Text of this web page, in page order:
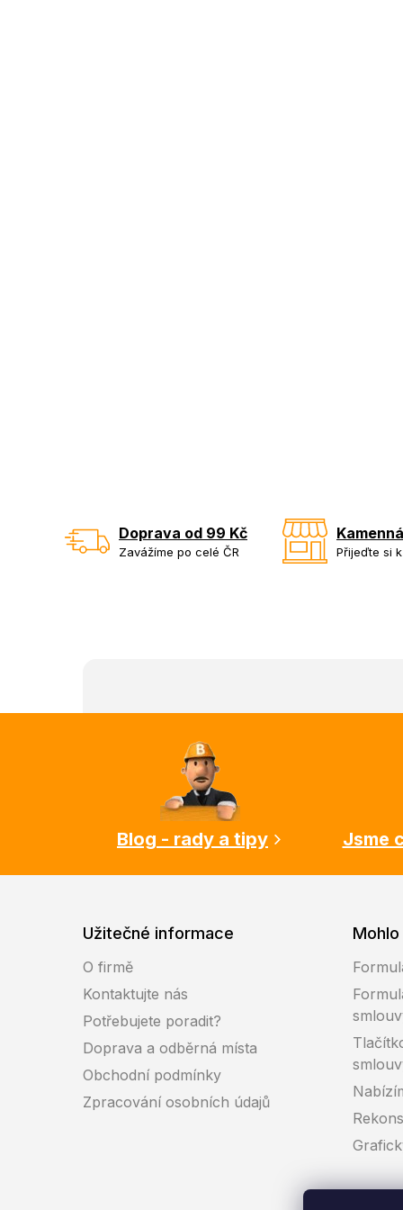
Doprava od 99 Kč
Zavážíme po celé ČR Přijeďte si
Blog - rady a tipy
Jsme
Užitečné informace
O firmě
Kontaktujte nás
Potřebujete poradit?
Doprava a odběrná místa
Obchodní podmínky
Zpracování osobních údajů